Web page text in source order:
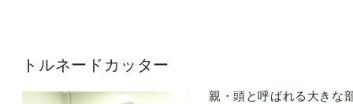
トルネードカッター
親・頭と呼ばれる大きな